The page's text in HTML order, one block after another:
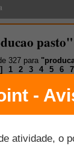
pasto"
327 para
] 1 2 3 4 5 6 7